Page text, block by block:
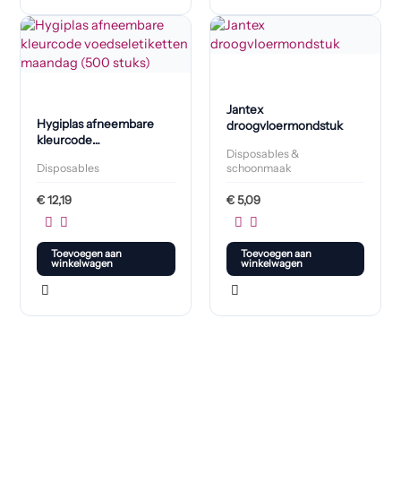
Hygiplas afneembare
kleurcode
maandag (500 stuks)
Disposables
€12,19
Toevoegen aan
winkelwagen
Jantex
droogvloermondstuk
Disposables &
schoonmaak
€5,09
Toevoegen aan
winkelwagen